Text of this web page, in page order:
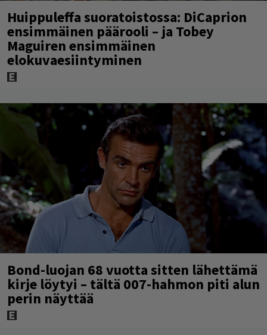
Huippuleffa suoratoistossa: DiCaprion
ensimmäinen päärooli – ja Tobey
Maguiren ensimmäinen
elokuvaesiintyminen
Bond-luojan 68 vuotta sitten lähettämä
kirje löytyi – tältä 007-hahmon piti alun
perin näyttää